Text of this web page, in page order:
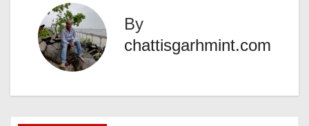
By
chattisgarhmint.com